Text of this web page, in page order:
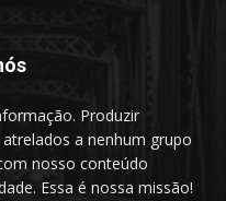
Produzir
a nenhum grupo
nosso conteúdo
Essa é nossa missão!